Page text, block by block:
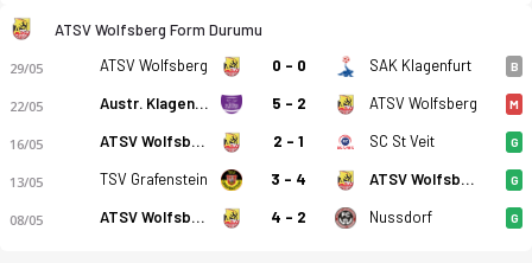
ATSV Wolfsberg Form Durumu
29/05 ATSV Wolfsberg 0 - 0 SAK Klagenfurt B
22/05 Austr. Klagenfurt Am 5 - 2 ATSV Wolfsberg M
16/05 ATSV Wolfsberg 2 - 1 SC St Veit G
13/05 TSV Grafenstein 3 - 4 ATSV Wolfsberg G
08/05 ATSV Wolfsberg 4 - 2 Nussdorf G